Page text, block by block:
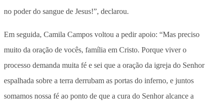
no poder do sangue de Jesus!”, declarou.
Em seguida, Camila Campos voltou a pedir apoio: “Mas preciso
muito da oração de vocês, família em Cristo. Porque viver o
processo demanda muita fé e sei que a oração da igreja do Senhor
espalhada sobre a terra derrubam as portas do inferno, e juntos
somamos nossa fé ao ponto de que a cura do Senhor alcance a